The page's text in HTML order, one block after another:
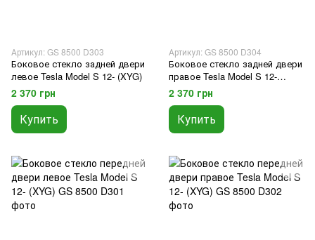
Артикул: GS 8500 D303
Боковое стекло задней двери
левое Tesla Model S 12- (XYG)
2 370 грн
Купить
Артикул: GS 8500 D304
Боковое стекло задней двери
правое Tesla Model S 12-
(XYG)
2 370 грн
Купить